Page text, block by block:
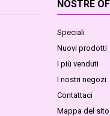
NOSTRE
Speciali
Nuovi prodotti
I più venduti
I nostri negozi
Contattaci
Mappa del sito